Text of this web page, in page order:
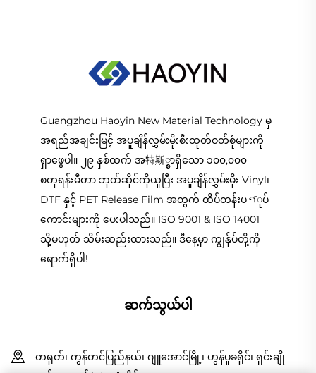
Guangzhou Haoyin New Material Technology မှ
အရည်အချင်းမြင့် အပူချိန်လွှမ်းမိုးစီးထုတ်ဝတ်စုံများကို
ရှာဖွေပါ။ ၂၉ နှစ်ထက် အ特斯္စာရှိသော ၁၀၀,၀၀၀
စတုရန်းမီတာ ဘုတ်ဆိုင်ကိုယူပြီး အပူချိန်လွှမ်းမိုး Vinyl၊
DTF နှင့် PET Release Film အတွက် ထိပ်တန်းပণုပ်
ကောင်းများကို ပေးပါသည်။ ISO 9001 & ISO 14001
သို့မဟုတ် သိမ်းဆည်းထားသည်။ ဒီနေ့မှာ ကျွန်ုပ်တို့ကို
ရောက်ရှိပါ!
ဆက်သွယ်ပါ
တရုတ်၊ ကွန်တင်ပြည်နယ်၊ ဂျူအောင်မြို့၊ ဟွန်ပူခရိုင်၊ ရှင်းချို